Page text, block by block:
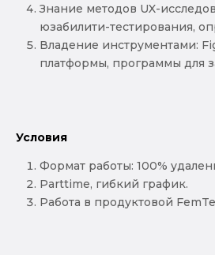
Знание методов UX-
юзабилити-тестирования,
Владение инструментами:
платформы, программы для
Условия
Формат работы: 100%
Parttime, гибкий график.
Работа в продуктовой